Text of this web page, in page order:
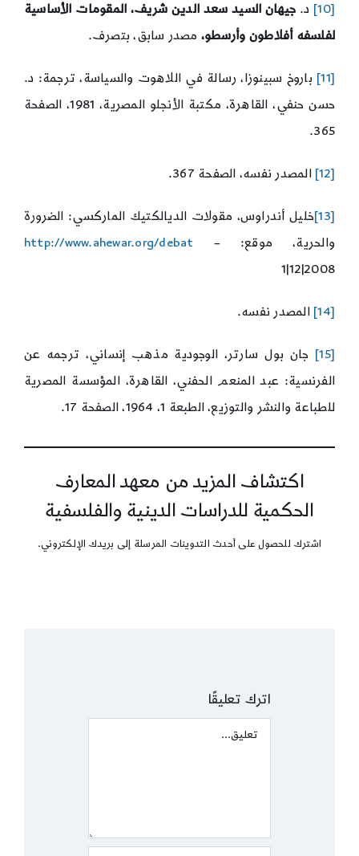
[10] د. جيهان السيد سعد الدين شريف، المقومات الأساسية
لفلسفه أفلاطون وأرسطو، مصدر سابق، بتصرف.
[11]
باروخ سبينوزا، رسالة في اللاهوت والسياسة، ترجمة: د.
حسن حنفي، القاهرة، مكتبة الأنجلو المصرية، 1981، الصفحة
365.
[12] المصدر نفسه، الصفحة 367.
[13]
خليل أندراوس، مقولات الديالكتيك الماركسي: الضرورة
والحرية، موقع:
http://www.ahewar.org/debat –
1|12|2008
[14] المصدر نفسه.
[15]
جان بول سارتر، الوجودية مذهب إنساني، ترجمه عن
الفرنسية: عبد المنعم الحفني، القاهرة، المؤسسة المصرية
للطباعة والنشر والتوزيع، الطبعة 1، 1964، الصفحة 17.
اكتشاف المزيد من معهد المعارف
الحكمية للدراسات الدينية والفلسفية
اشترك للحصول على أحدث التدوينات المرسلة إلى بريدك الإلكتروني.
اترك تعليقًا
Comment